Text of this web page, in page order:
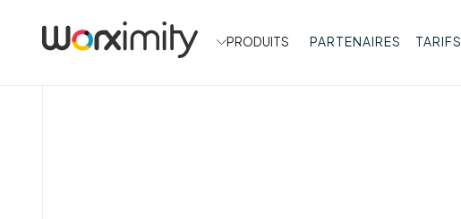
PRODUITS PARTENAIRES TARIFS